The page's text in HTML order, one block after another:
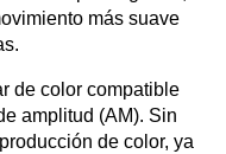
más suave
de color compatible
amplitud (AM). Sin
de color, ya